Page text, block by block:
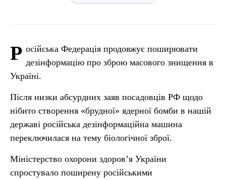
Р осійська Федерація продовжує поширювати
дезінформацію про зброю масового знищення в
Україні.
Після низки абсурдних заяв посадовців РФ щодо
нібито створення «брудної» ядерної бомби в нашій
державі російська дезінформаційна машина
переключилася на тему біологічної зброї.
Міністерство охорони здоров’я України
спростувало поширену російськими